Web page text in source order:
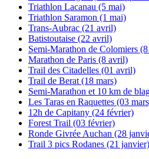
Triathlon Lacanau (5 mai)
Triathlon Saramon (1 mai)
Trans-Aubrac (21 avril)
Batistoutaise (22 avril)
Semi-Marathon de Colomiers
Marathon de Paris (8 avril)
Trail des Citadelles (01 avril)
Trail de Berat (18 mars)
Semi-Marathon et 10 km de
Les Taras en Raquettes (03
12h de Capitany (24 février)
Forest Trail (03 février)
Ronde Givrée Auchan (28
Trail 3 pics Rodanes (21 janvier)